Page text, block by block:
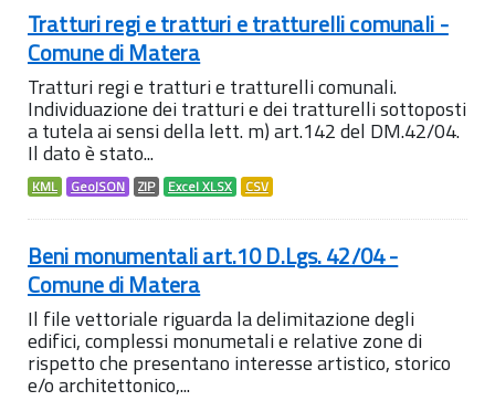
Tratturi regi e tratturi e tratturelli comunali -
Comune di Matera
Tratturi regi e tratturi e tratturelli comunali.
Individuazione dei tratturi e dei tratturelli sottoposti
a tutela ai sensi della lett. m) art.142 del DM.42/04.
Il dato è stato...
KML GeoJSON ZIP Excel XLSX CSV
Beni monumentali art.10 D.Lgs. 42/04 -
Comune di Matera
Il file vettoriale riguarda la delimitazione degli
edifici, complessi monumetali e relative zone di
rispetto che presentano interesse artistico, storico
e/o architettonico,...